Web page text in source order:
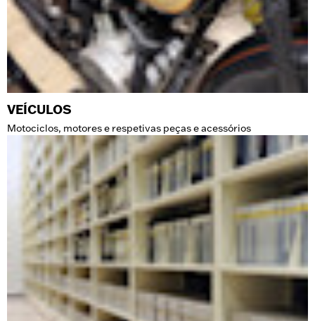
VEÍCULOS
Motociclos, motores e respetivas peças e acessórios